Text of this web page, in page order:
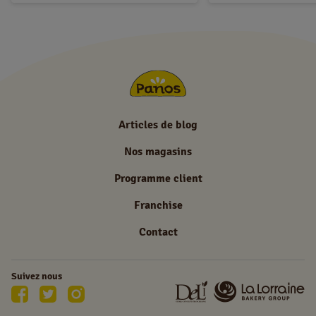
Suivez nous
Articles de blog
Nos magasins
Programme client
Franchise
Contact